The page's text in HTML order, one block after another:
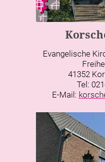
Evangelische
41352
Tel:
E-Mail: